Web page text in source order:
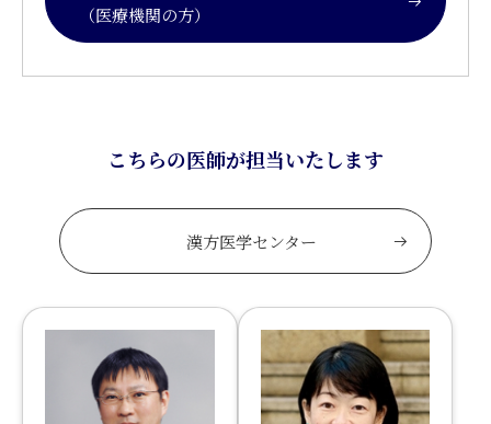
（医療機関の方）
こちらの医師が担当いたします
漢方医学センター